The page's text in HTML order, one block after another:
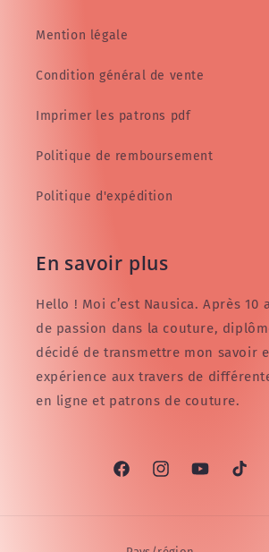
Mention légale
Condition général de vente
Imprimer les patrons pdf
Politique de remboursement
Politique d'expédition
En savoir plus
Hello ! Moi c’est Nausica. Après 10
de passion dans la couture,
décidé de transmettre mon savoir
expérience aux travers de
en ligne et patrons de couture.
FacebookInstagramYouTubeTikTok